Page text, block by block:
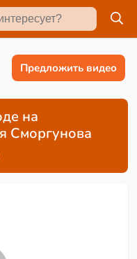
Предложить видео
на
Сморгунова